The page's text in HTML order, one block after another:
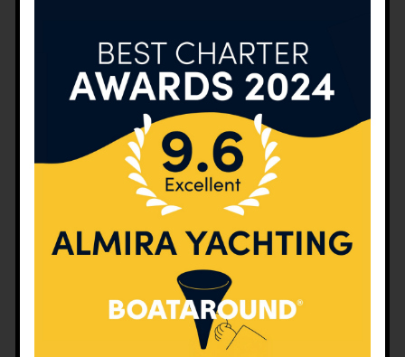
kullanınız, gereksiz yere akıtmayınız, aksi
durumda tatilin devam eden döneminde
deniz suyu kullanarak su ihtiyacınızı
gidermek zorunda kalırsınız.
ÖMEMLİ , Tuvaletlerin yapısı sebebiyle
KESİNLİKLE tuvalet kağıdı atılmamalı, çok
çabuk kağıttan etkilenen yapısı gereği, uzun
uğraş ve masraflı bir tamir süreci vardır.
Tekne tatilinde , bulunduğunuz (kiralanan)
teknenin yakıtı, tatil süresince tüketilen
kumanya ve yiyecekler tatilcilere aittir,
kumanya planlaması iyi düşünülerek alışveriş
yapılmalı, içecek ve yiyecekler fazla
alındığında artar, eksik alındığında da tatilin